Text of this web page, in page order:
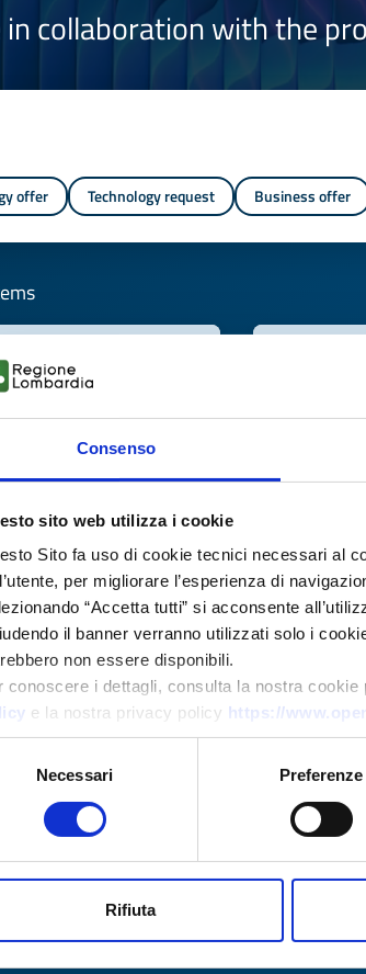
Consenso
sito web utilizza i cookie
Sito fa uso di cookie tecnici necessari al
per migliorare l’esperienza di
“Accetta tutti” si acconsente
il banner verranno utilizzati solo i
non essere disponibili.
conoscere i dettagli, consulta la nostra cookie
e la nostra privacy policy https://
Necessari Preferenze
Rifiuta
in collaboration with the
offer Technology request Business offer
di sistemi
distributori
Business
Startup
per
di
ID: